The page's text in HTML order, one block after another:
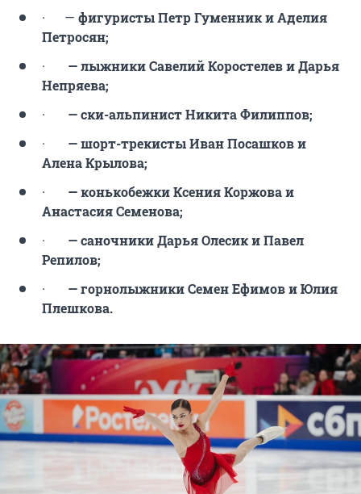
· — фигуристы Петр Гуменник и Аделия
Петросян;
· — лыжники Савелий Коростелев и Дарья
Непряева;
· — ски-альпинист Никита Филиппов;
· — шорт-трекисты Иван Посашков и
Алена Крылова;
· — конькобежки Ксения Коржова и
Анастасия Семенова;
· — саночники Дарья Олесик и Павел
Репилов;
· — горнолыжники Семен Ефимов и Юлия
Плешкова.